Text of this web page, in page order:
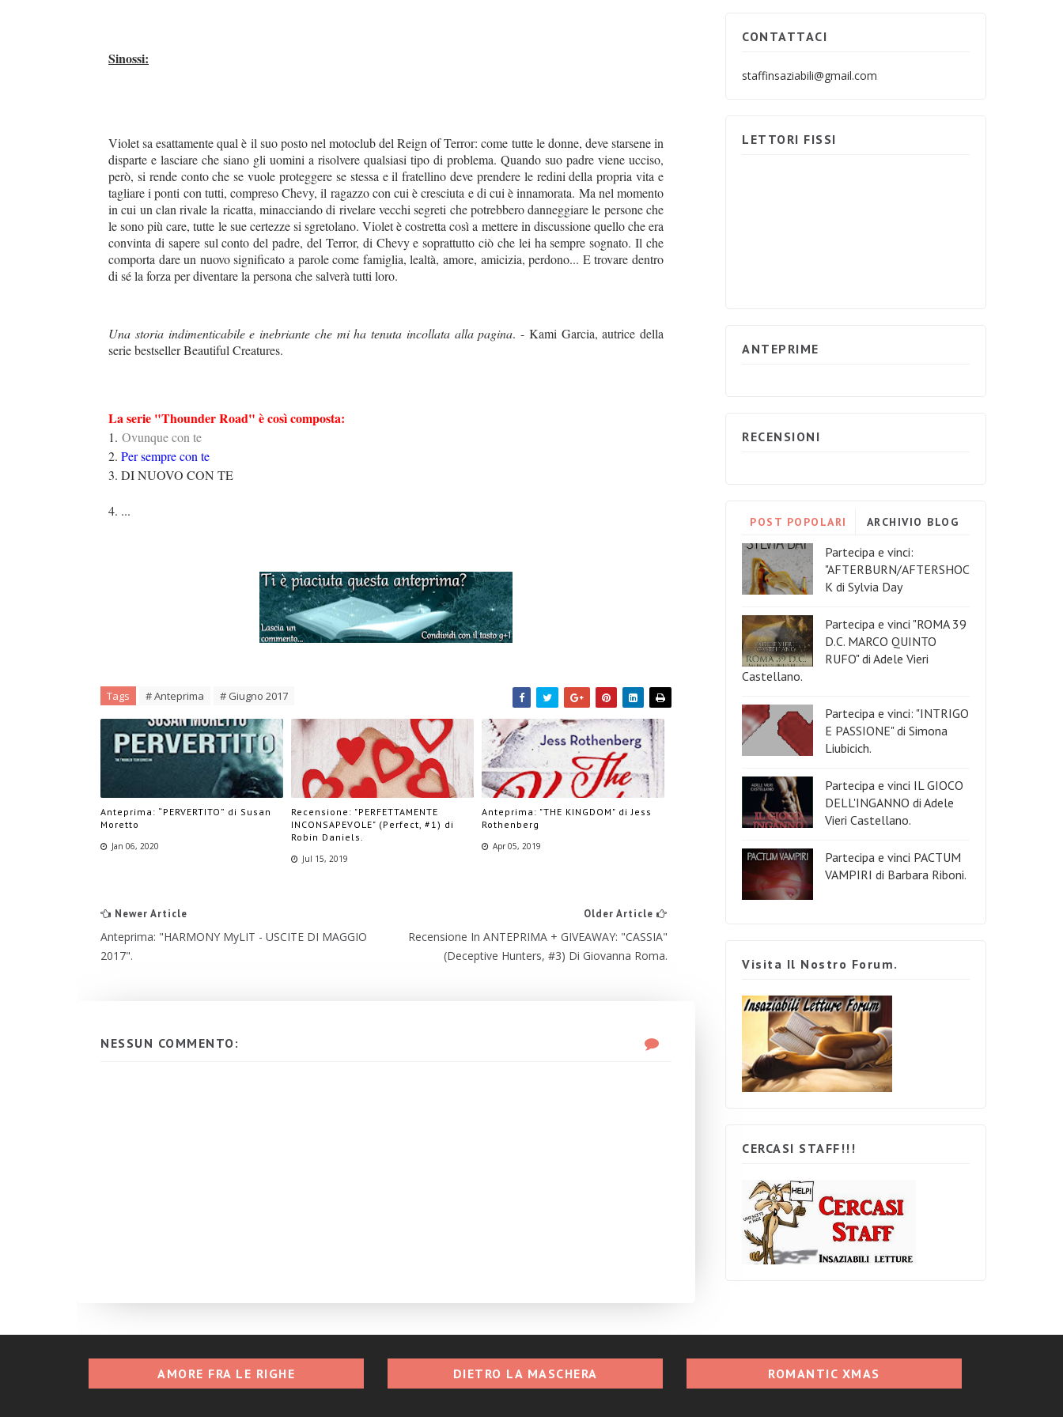
Sinossi:
Violet sa esattamente qual è il suo posto nel motoclub del Reign of Terror: come tutte le donne, deve starsene in
disparte e lasciare che siano gli uomini a risolvere qualsiasi tipo di problema. Quando suo padre viene ucciso,
però, si rende conto che se vuole proteggere se stessa e il fratellino deve prendere le redini della propria vita e
tagliare i ponti con tutti, compreso Chevy, il ragazzo con cui è cresciuta e di cui è innamorata. Ma nel momento
in cui un clan rivale la ricatta, minacciando di rivelare vecchi segreti che potrebbero danneggiare le persone che
le sono più care, tutte le sue certezze si sgretolano. Violet è costretta così a mettere in discussione quello che era
convinta di sapere sul conto del padre, del Terror, di Chevy e soprattutto ciò che lei ha sempre sognato. Il che
comporta dare un nuovo significato a parole come famiglia, lealtà, amore, amicizia, perdono... E trovare dentro
di sé la forza per diventare la persona che salverà tutti loro.
Una storia indimenticabile e inebriante che mi ha tenuta incollata alla pagina. - Kami Garcia, autrice della
serie bestseller Beautiful Creatures.
La serie "Thounder Road" è così composta:
1. Ovunque con te
2. Per sempre con te
3. DI NUOVO CON TE
4. ...
Tags # Anteprima # Giugno 2017
Anteprima: “PERVERTITO” di Susan
Moretto
Jan 06, 2020
Recensione: "PERFETTAMENTE
INCONSAPEVOLE" (Perfect, #1) di
Robin Daniels.
Jul 15, 2019
Anteprima: "THE KINGDOM" di Jess
Rothenberg
Apr 05, 2019
Newer Article
Anteprima: "HARMONY MyLIT - USCITE DI MAGGIO
2017".
Older Article
Recensione In ANTEPRIMA + GIVEAWAY: "CASSIA"
(Deceptive Hunters, #3) Di Giovanna Roma.
NESSUN COMMENTO:
CONTATTACI
staffinsaziabili@gmail.com
LETTORI FISSI
ANTEPRIME
RECENSIONI
POST POPOLARI ARCHIVIO BLOG
Partecipa e vinci:
"AFTERBURN/AFTERSHOC
K di Sylvia Day
Partecipa e vinci "ROMA 39
D.C. MARCO QUINTO
RUFO" di Adele Vieri
Castellano.
Partecipa e vinci: "INTRIGO
E PASSIONE" di Simona
Liubicich.
Partecipa e vinci IL GIOCO
DELL'INGANNO di Adele
Vieri Castellano.
Partecipa e vinci PACTUM
VAMPIRI di Barbara Riboni.
Visita Il Nostro Forum.
CERCASI STAFF!!!
AMORE FRA LE RIGHE DIETRO LA MASCHERA ROMANTIC XMAS